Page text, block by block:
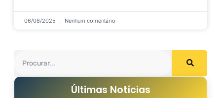
06/08/2025 Nenhum comentário
Últimas Notícias